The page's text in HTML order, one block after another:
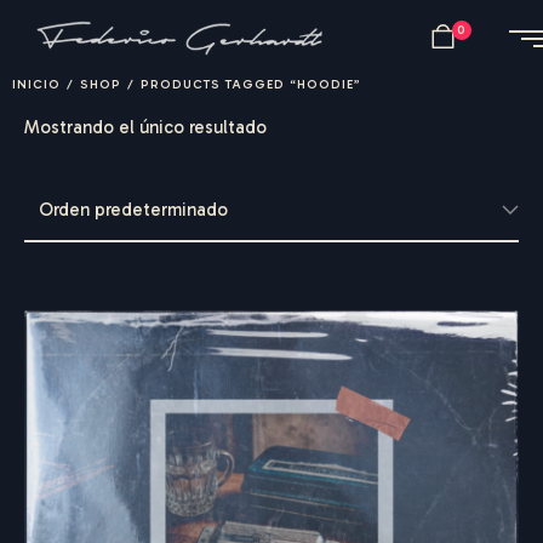
0
INICIO / SHOP / PRODUCTS TAGGED “HOODIE”
Mostrando el único resultado